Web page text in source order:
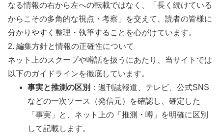
なる情報の右から左への転載ではなく、「長く続けている
からこその多角的な視点・考察」を交えて、読者の皆様に
分かりやすく整理・執筆することを心がけています。
2. 編集方針と情報の正確性について
ネット上のスクープや噂話を扱うにあたり、当サイトでは
以下のガイドラインを徹底しています。
事実と推測の区別 ：週刊誌報道、テレビ、公式SNS
などの一次ソース（発信元）を確認し、確定した
「事実」と、ネット上の「推測・噂」を明確に区別
して記載します。